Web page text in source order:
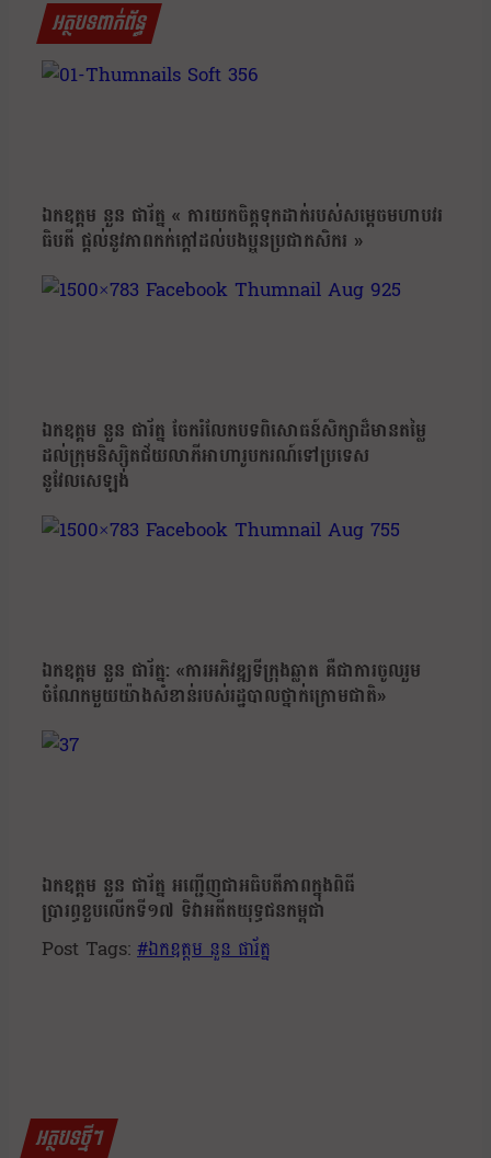
អត្ថបទពាក់ព័ន្ធ
ឯកឧត្តម នួន ផារ័ត្ន « ការយកចិត្តទុកដាក់របស់សម្ដេចមហាបវរ
ធិបតី ផ្តល់នូវភាពកក់ក្តៅដល់បងប្អូនប្រជាកសិករ »
ឯកឧត្តម នួន ផារ័ត្ន ចែករំលែកបទពិសោធន៍សិក្សាដ៏មានតម្លៃ
ដល់ក្រុមនិស្សិតជ័យលាភីអាហារូបករណ៍ទៅប្រទេស
នូវែលសេឡង់
ឯកឧត្តម នួន ផារ័ត្ន: «ការអភិវឌ្ឍទីក្រុងឆ្លាត គឺជាការចូលរួម
ចំណែកមួយយ៉ាងសំខាន់របស់រដ្ឋបាលថ្នាក់ក្រោមជាតិ»
ឯកឧត្តម នួន ផារ័ត្ន អញ្ជើញជាអធិបតីភាពក្នុងពិធី
ប្រារព្ធខួបលេីកទី១៧ ទិវាអតីតយុទ្ធជនកម្ពុជា
Post Tags:#ឯកឧត្តម នួន ផារ័ត្ន
អត្ថបទថ្មីៗ